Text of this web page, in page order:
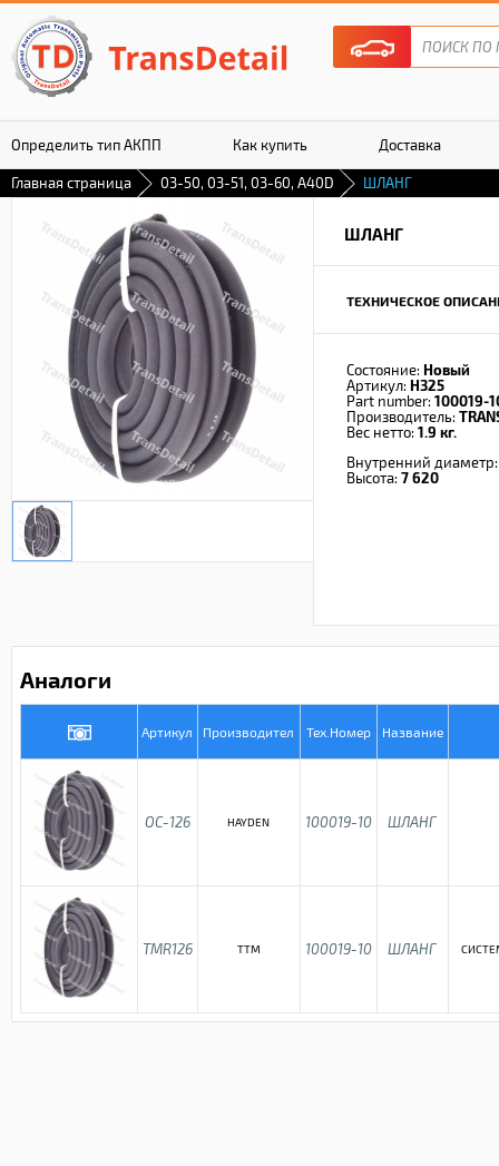
Определить тип АКПП Как купить Доставка
Гарантия
Главная страница 03-50, 03-51, 03-60, A40D ШЛАНГ
ШЛАНГ
ТЕХНИЧЕСКОЕ
Состояние: Новый
Артикул: H325
Part number: 100019-
Производитель:
Вес нетто: 1.9 кг.
Внутренний
Высота: 7 620
Аналоги
Артикул Производител Тех.Номер Название
OC-126 HAYDEN 100019-10 ШЛАНГ
TMR126 TTM 100019-10 ШЛАНГ